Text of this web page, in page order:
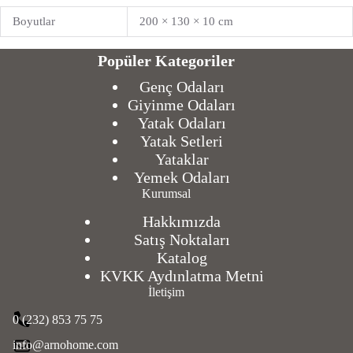
Boyutlar 200 × 130 × 10 cm
Popüler Kategoriler
Genç Odaları
Giyinme Odaları
Yatak Odaları
Yatak Setleri
Yataklar
Yemek Odaları
Kurumsal
Hakkımızda
Satış Noktaları
Katalog
KVKK Aydınlatma Metni
İletişim
0 (232) 853 75 75
info@arnohome.com